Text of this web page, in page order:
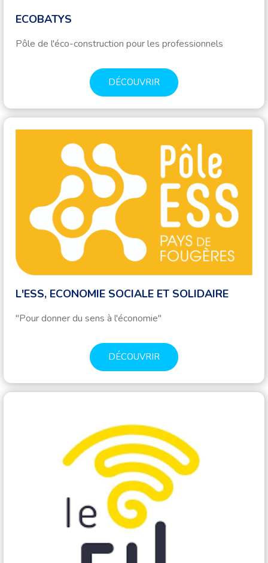
ECOBATYS
Pôle de l'éco-construction pour les professionnels
DÉCOUVRIR
L'ESS, ECONOMIE SOCIALE ET SOLIDAIRE
"Pour donner du sens à l'économie"
DÉCOUVRIR